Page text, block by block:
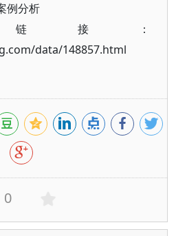
例分析
接：
data/148857.html
0